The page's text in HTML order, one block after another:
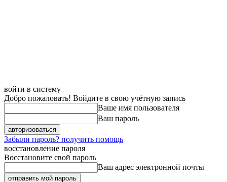
войти в систему
Добро пожаловать! Войдите в свою учётную запись
Ваше имя пользователя
Ваш пароль
Забыли пароль? получить помощь
восстановление пароля
Восстановите свой пароль
Ваш адрес электронной почты